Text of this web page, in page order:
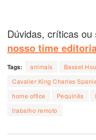
Dúvidas, críticas ou
nosso time
Tags: animais Basset
Cavalier King Charles
home office
Pequinês
trabalho remoto